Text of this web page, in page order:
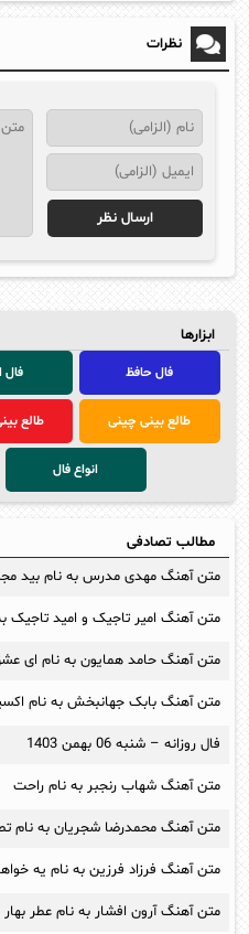
نظرات
ابزارها
فال حافظ فال
طالع بینی چینی طالع
انواع فال
مطالب تصادفی
متن آهنگ مهدی مدرس به نام بید
متن آهنگ امیر تاجیک و امید تاجیک
متن آهنگ حامد همایون به نام ای
متن آهنگ بابک جهانبخش به نام
فال روزانه – شنبه 06 بهمن 1403
متن آهنگ شهاب رنجبر به نام راحت
متن آهنگ محمدرضا شجريان به نام
متن آهنگ فرزاد فرزین به نام یه
متن آهنگ آرون افشار به نام عطر بهار